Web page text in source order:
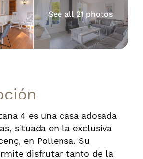
See all 21 photos
4 es una casa adosada
situada en la exclusiva
en Pollensa. Su
disfrutar tanto de la